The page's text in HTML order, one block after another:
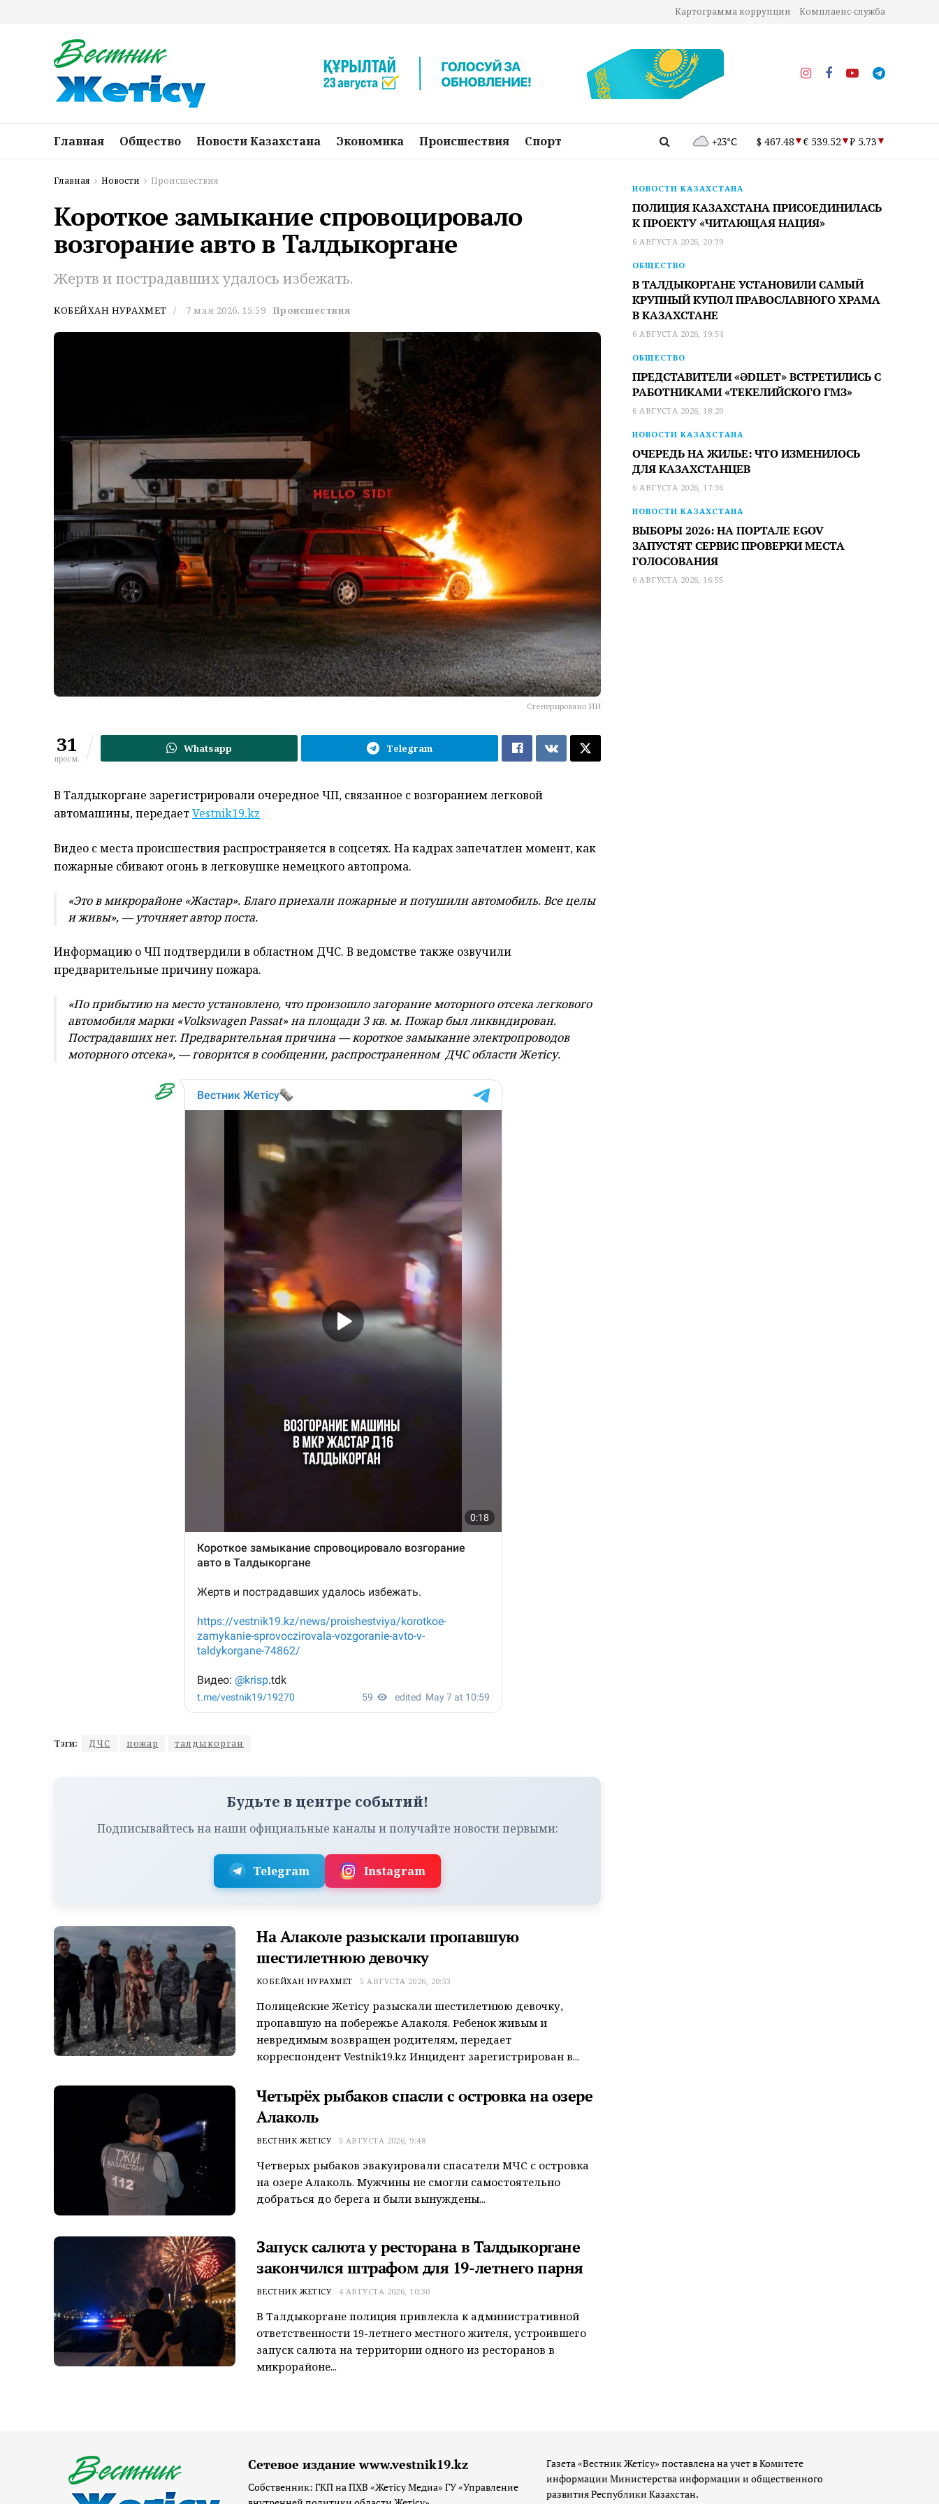
Картограмма коррупции Комплаенс-служба
Главная Общество Новости Казахстана Экономика Происшествия Спорт +23°C $ 467.48 € 539.52 ₽ 5.73
Главная Новости Происшествия
Короткое замыкание спровоцировало
возгорание авто в Талдыкоргане
Жертв и пострадавших удалось избежать.
КОБЕЙХАН НУРАХМЕТ 7 мая 2026, 15:59 Происшествия
Сгенерировано ИИ
31
просм.
Whatsapp Telegram
В Талдыкоргане зарегистрировали очередное ЧП, связанное с возгоранием легковой
автомашины, передаетVestnik19.kz
Видео с места происшествия распространяется в соцсетях. На кадрах запечатлен момент, как
пожарные сбивают огонь в легковушке немецкого автопрома.
«Это в микрорайоне «Жастар». Благо приехали пожарные и потушили автомобиль. Все целы
и живы», — уточняет автор поста.
Информацию о ЧП подтвердили в областном ДЧС. В ведомстве также озвучили
предварительные причину пожара.
«По прибытию на место установлено, что произошло загорание моторного отсека легкового
автомобиля марки «Volkswagen Passat» на площади 3 кв. м. Пожар был ликвидирован.
Пострадавших нет. Предварительная причина — короткое замыкание электропроводов
моторного отсека», — говорится всообщении, распространенном ДЧС области Жетiсу.
Тэги: ДЧС пожар талдыкорган
Будьте в центре событий!
Подписывайтесь на наши официальные каналы и получайте новости первыми:
Telegram Instagram
На Алаколе разыскали пропавшую
шестилетнюю девочку
КОБЕЙХАН НУРАХМЕТ 5 АВГУСТА 2026, 20:53
Полицейские Жетісу разыскали шестилетнюю девочку,
пропавшую на побережье Алаколя. Ребенок живым и
невредимым возвращен родителям, передает
корреспондент Vestnik19.kz Инцидент зарегистрирован в...
Четырёх рыбаков спасли с островка на озере
Алаколь
ВЕСТНИК ЖЕТІСУ 5 АВГУСТА 2026, 9:48
Четверых рыбаков эвакуировали спасатели МЧС с островка
на озере Алаколь. Мужчины не смогли самостоятельно
добраться до берега и были вынуждены...
Запуск салюта у ресторана в Талдыкоргане
закончился штрафом для 19-летнего парня
ВЕСТНИК ЖЕТІСУ 4 АВГУСТА 2026, 10:30
В Талдыкоргане полиция привлекла к административной
ответственности 19-летнего местного жителя, устроившего
запуск салюта на территории одного из ресторанов в
микрорайоне...
НОВОСТИ КАЗАХСТАНА
ПОЛИЦИЯ КАЗАХСТАНА ПРИСОЕДИНИЛАСЬ
К ПРОЕКТУ «ЧИТАЮЩАЯ НАЦИЯ»
6 АВГУСТА 2026, 20:39
ОБЩЕСТВО
В ТАЛДЫКОРГАНЕ УСТАНОВИЛИ САМЫЙ
КРУПНЫЙ КУПОЛ ПРАВОСЛАВНОГО ХРАМА
В КАЗАХСТАНЕ
6 АВГУСТА 2026, 19:54
ОБЩЕСТВО
ПРЕДСТАВИТЕЛИ «ӘDILET» ВСТРЕТИЛИСЬ С
РАБОТНИКАМИ «ТЕКЕЛИЙСКОГО ГМЗ»
6 АВГУСТА 2026, 18:20
НОВОСТИ КАЗАХСТАНА
ОЧЕРЕДЬ НА ЖИЛЬЕ: ЧТО ИЗМЕНИЛОСЬ
ДЛЯ КАЗАХСТАНЦЕВ
6 АВГУСТА 2026, 17:36
НОВОСТИ КАЗАХСТАНА
ВЫБОРЫ 2026: НА ПОРТАЛЕ EGOV
ЗАПУСТЯТ СЕРВИС ПРОВЕРКИ МЕСТА
ГОЛОСОВАНИЯ
6 АВГУСТА 2026, 16:55
Сетевое издание www.vestnik19.kz
Собственник: ГКП на ПХВ «Жетісу Медиа» ГУ «Управление
Газета «Вестник Жетісу» поставлена на учет в Комитете
информации Министерства информации и общественного
развития Республики Казахстан.